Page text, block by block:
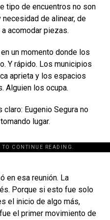
tipo de encuentros no son
necesidad de alinear, de
acomodar piezas.
un momento donde los
Y rápido. Los municipios
aprieta y los espacios
Alguien los ocupa.
Eugenio Segura no
lugar.
TO CONTINUE READING.
en esa reunión. La
Porque si esto fue solo
el inicio de algo más,
el primer movimiento de